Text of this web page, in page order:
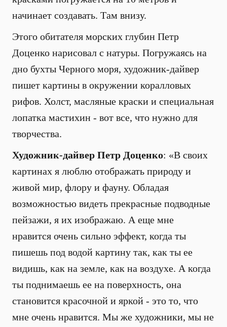
начинает создавать. Там внизу.
Этого обитателя морских глубин Петр
Доценко нарисовал с натуры. Погружаясь на
дно бухты Черного моря, художник-дайвер
пишет картины в окружении коралловых
рифов. Холст, масляные краски и специальная
лопатка мастихин - вот все, что нужно для
творчества.
Художник-дайвер Петр Доценко: «В своих
картинах я люблю отображать природу и
живой мир, флору и фауну. Обладая
возможностью видеть прекрасные подводные
пейзажи, я их изображаю. А еще мне
нравится очень сильно эффект, когда ты
пишешь под водой картину так, как ты ее
видишь, как на земле, как на воздухе. А когда
ты поднимаешь ее на поверхность, она
становится красочной и яркой - это то, что
мне очень нравится. Мы же художники, мы не